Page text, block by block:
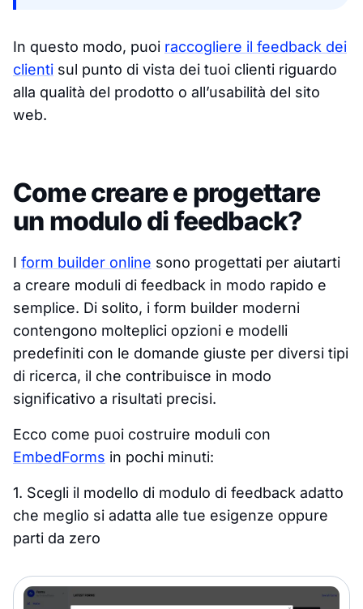
In questo modo, puoi raccogliere il feedback dei
clienti sul punto di vista dei tuoi clienti riguardo
alla qualità del prodotto o all’usabilità del sito
web.
Come creare e progettare
un modulo di feedback?
I form builder online sono progettati per aiutarti
a creare moduli di feedback in modo rapido e
semplice. Di solito, i form builder moderni
contengono molteplici opzioni e modelli
predefiniti con le domande giuste per diversi tipi
di ricerca, il che contribuisce in modo
significativo a risultati precisi.
Ecco come puoi costruire moduli con
EmbedForms in pochi minuti:
1. Scegli il modello di modulo di feedback adatto
che meglio si adatta alle tue esigenze oppure
parti da zero